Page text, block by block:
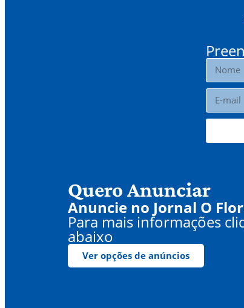
Quero Anunciar
Anuncie no Jornal O
Para mais informações
abaixo
Ver opções de anúncios